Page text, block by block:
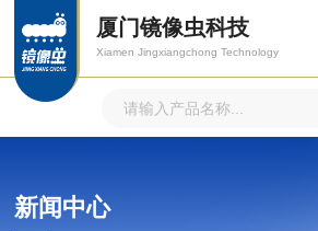
厦门镜像虫科技
Xiamen Jingxiangchong Technology
新闻中心